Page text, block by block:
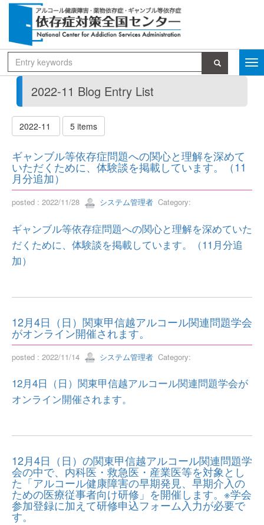
2022-11 Blog Entry List
2022-11 5 items
ギャンブル等依存症問題への関心と理解を深めて
いただくために、体験談を掲載しています。（11
月分追加）
posted : 2022/11/28 システム管理者 Category:
ギャンブル等依存症問題への関心と理解を深めていた
だくために、体験談を掲載しています。（11月分追
加）
12月4日（日）関東甲信越アルコール関連問題学会
がオンライン開催されます。
posted : 2022/11/14 システム管理者 Category:
12月4日（日）関東甲信越アルコール関連問題学会が
オンライン開催されます。
12月4日（日）の関東甲信越アルコール関連問題学
会の中で、内科医・救急医・産業医等を対象とし
た「アルコール健康障害の早期発見、早期介入の
ための医療従事者向け研修」を開催します。※学会
参加登録に加えて研修申込フォーム入力が必要で
す。